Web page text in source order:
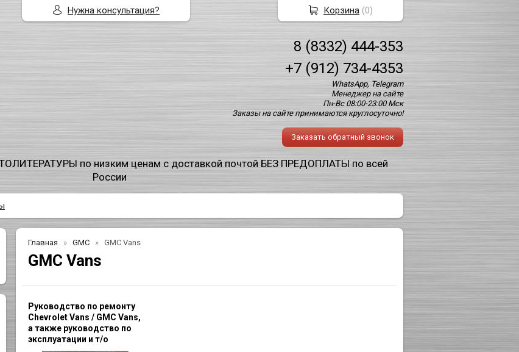
8 (8332) 444-353
+7 (912) 734-4353
WhatsApp, Telegram
Менеджер на сайте
Пн-Вс 08:00-23:00 Мск
Заказы на сайте принимаются круглосуточно!
Заказать обратный звонок
по низким ценам с доставкой почтой БЕЗ ПРЕДОПЛАТЫ по всей
России
Главная GMC GMC Vans
GMC Vans
Руководство по ремонту
Chevrolet Vans / GMC Vans,
а также руководство по
эксплуатации и т/о
Нужна консультация? Корзина (0)